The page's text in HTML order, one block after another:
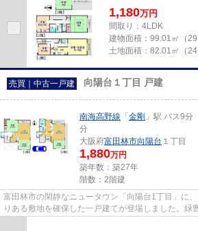
1,180万円
間取り：4LDK
建物面積： 99.01㎡（
土地面積： 82.01㎡（
売買｜中古一戸建 向陽台１丁目 戸建
南海高野線 「 金剛 」駅 バス9分
分
大阪府富田林市向陽台 １丁目
1,880万円
築年数：築27年
階数：2階建
富田林市の閑静なニュータウン「向陽台1丁目」に
りある敷地を確保した一戸建てが登場しました。緑